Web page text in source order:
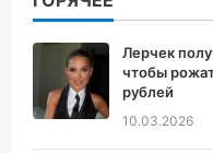
Лерчек
чтобы
рублей
10.03.2026